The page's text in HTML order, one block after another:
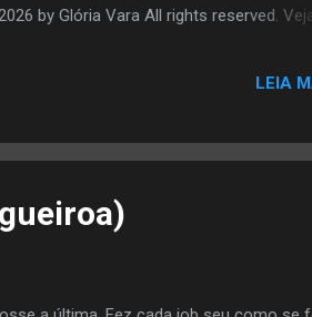
by Glória Vara All rights reserved.
LEIA